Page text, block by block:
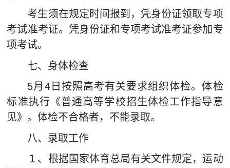
考生须在规定时间报到，凭身份证领取专项
考试准考证。凭身份证和专项考试准考证参加专
项考试。
七、身体检查
5月4日按照高考有关要求组织体检。体检
标准执行《普通高等学校招生体检工作指导意
见》。体检不合格者，不能录取。
八、录取工作
１、根据国家体育总局有关文件规定，运动